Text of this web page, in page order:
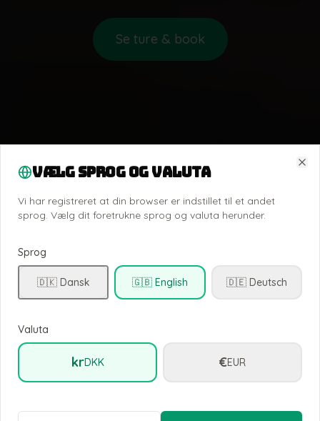
Se ture & book
Vælg sprog og valuta
Vi har registreret at din browser er indstillet til et andet
sprog. Vælg dit foretrukne sprog og valuta herunder.
Sprog
🇩🇰 Dansk 🇬🇧 English 🇩🇪 Deutsch
Valuta
krDKK €EUR